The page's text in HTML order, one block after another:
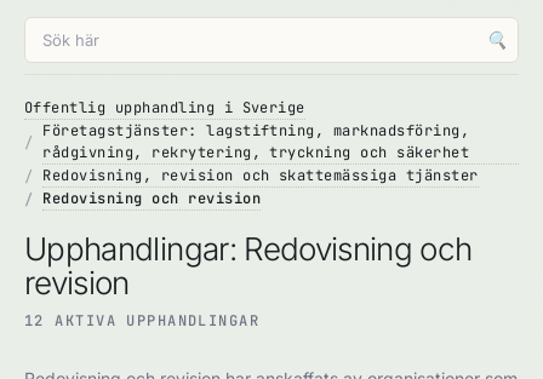
🔍
Offentlig upphandling i Sverige
Företagstjänster: lagstiftning, marknadsföring,
rådgivning, rekrytering, tryckning och säkerhet
Redovisning, revision och skattemässiga tjänster
Redovisning och revision
Upphandlingar: Redovisning och
revision
12 AKTIVA UPPHANDLINGAR